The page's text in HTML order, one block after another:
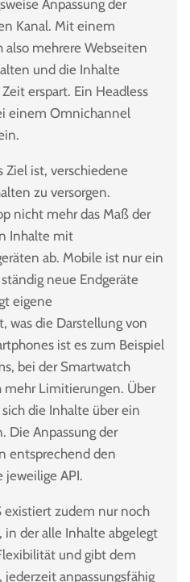
Anpassung der
Kanal. Mit einem
also mehrere Webseiten
und die Inhalte
erspart. Ein Headless
einem Omnichannel
Ziel ist, verschiedene
zu versorgen.
nicht mehr das Maß der
Inhalte mit
ab. Mobile ist nur ein
neue Endgeräte
eigene
was die Darstellung von
ist es zum Beispiel
bei der Smartwatch
Limitierungen. Über
die Inhalte über ein
Die Anpassung der
entsprechend den
jeweilige API.
existiert zudem nur noch
der alle Inhalte abgelegt
und gibt dem
anpassungsfähig